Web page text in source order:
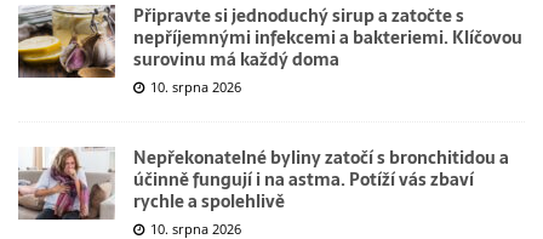
Připravte si jednoduchý sirup a zatočte s
nepříjemnými infekcemi a bakteriemi. Klíčovou
surovinu má každý doma
10. srpna 2026
Nepřekonatelné byliny zatočí s bronchitidou a
účinně fungují i na astma. Potíží vás zbaví
rychle a spolehlivě
10. srpna 2026